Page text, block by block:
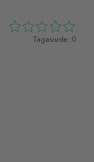
0
Tagasiside: 0